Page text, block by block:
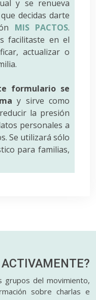
y se renueva
decidas darte
MIS PACTOS.
facilitaste en el
actualizar o
formulario se
y sirve como
la presión
personales a
Se utilizará sólo
para familias,
ACTIVAMENTE?
del movimiento,
sobre charlas e